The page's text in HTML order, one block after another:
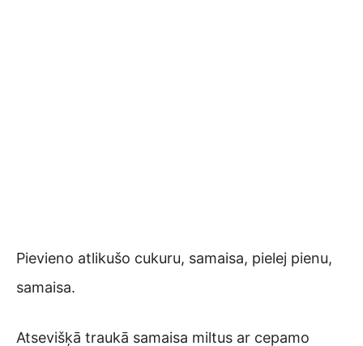
Pievieno atlikušo cukuru, samaisa, pielej pienu,
samaisa.
Atsevišķā traukā samaisa miltus ar cepamo